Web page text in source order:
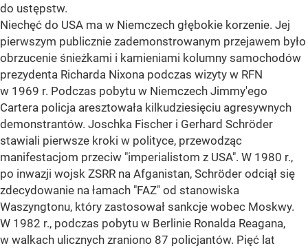
do ustępstw.
Niechęć do USA ma w Niemczech głębokie korzenie. Jej
pierwszym publicznie zademonstrowanym przejawem było
obrzucenie śnieżkami i kamieniami kolumny samochodów
prezydenta Richarda Nixona podczas wizyty w RFN
w 1969 r. Podczas pobytu w Niemczech Jimmy'ego
Cartera policja aresztowała kilkudziesięciu agresywnych
demonstrantów. Joschka Fischer i Gerhard Schröder
stawiali pierwsze kroki w polityce, przewodząc
manifestacjom przeciw "imperialistom z USA". W 1980 r.,
po inwazji wojsk ZSRR na Afganistan, Schröder odciął się
zdecydowanie na łamach "FAZ" od stanowiska
Waszyngtonu, który zastosował sankcje wobec Moskwy.
W 1982 r., podczas pobytu w Berlinie Ronalda Reagana,
w walkach ulicznych zraniono 87 policjantów. Pięć lat